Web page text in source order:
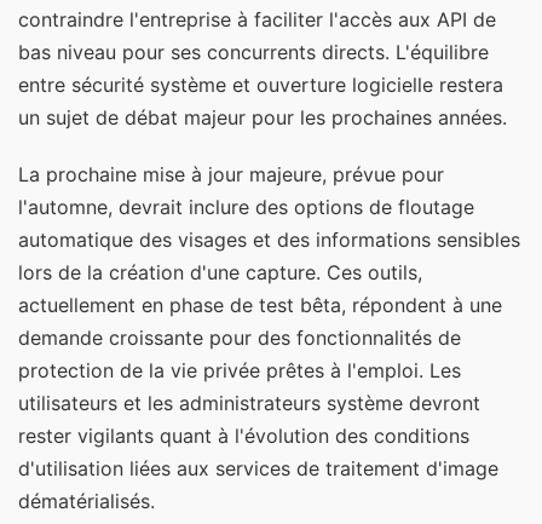
contraindre l'entreprise à faciliter l'accès aux API de
bas niveau pour ses concurrents directs. L'équilibre
entre sécurité système et ouverture logicielle restera
un sujet de débat majeur pour les prochaines années.
La prochaine mise à jour majeure, prévue pour
l'automne, devrait inclure des options de floutage
automatique des visages et des informations sensibles
lors de la création d'une capture. Ces outils,
actuellement en phase de test bêta, répondent à une
demande croissante pour des fonctionnalités de
protection de la vie privée prêtes à l'emploi. Les
utilisateurs et les administrateurs système devront
rester vigilants quant à l'évolution des conditions
d'utilisation liées aux services de traitement d'image
dématérialisés.